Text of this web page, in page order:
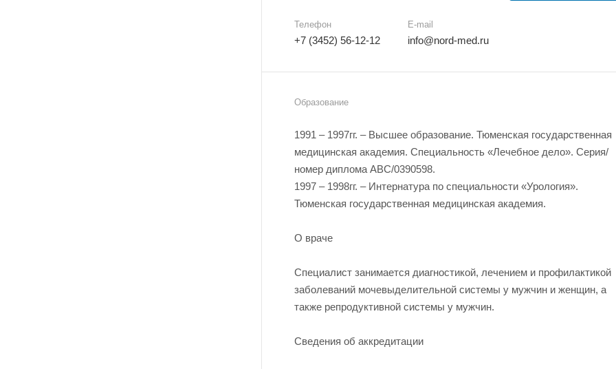
Телефон
+7 (3452) 56-12-12
E-mail
info@nord-med.ru
Образование
1991 – 1997гг. – Высшее образование. Тюменская государственная
медицинская академия. Специальность «Лечебное дело». Серия/
номер диплома АВС/0390598.
1997 – 1998гг. – Интернатура по специальности «Урология».
Тюменская государственная медицинская академия.
О враче
Специалист занимается диагностикой, лечением и профилактикой
заболеваний мочевыделительной системы у мужчин и женщин, а
также репродуктивной системы у мужчин.
Сведения об аккредитации